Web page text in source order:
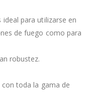
para utilizarse en
de fuego como para
robustez.
toda la gama de